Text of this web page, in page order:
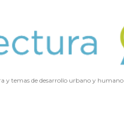
y temas de desarrollo urbano y humano